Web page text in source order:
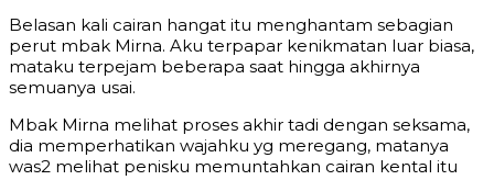
Belasan kali cairan hangat itu menghantam sebagian
perut mbak Mirna. Aku terpapar kenikmatan luar biasa,
mataku terpejam beberapa saat hingga akhirnya
semuanya usai.
Mbak Mirna melihat proses akhir tadi dengan seksama,
dia memperhatikan wajahku yg meregang, matanya
was2 melihat penisku memuntahkan cairan kental itu